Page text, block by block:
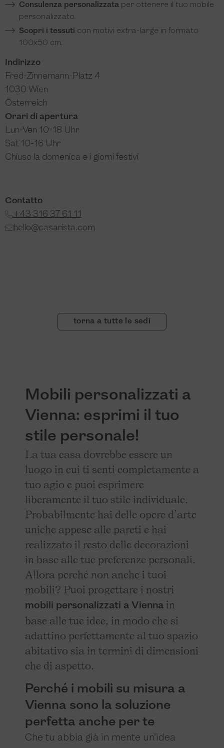
Consulenza personalizzata per ottenere il tuo mobile
personalizzato.
Scopri i tessuti con motivi extra-large in formato
100x50 cm.
Indirizzo
Fred-Zinnemann-Platz 4
1030 Wien
Österreich
Orari di apertura
Lun-Ven 10-18 Uhr
Sat 10-16 Uhr
Chiuso la domenica e i giorni festivi
Contatto
+43 316 37 61 11
hello@casarista.com
torna a tutte le sedi
Mobili personalizzati a
Vienna: esprimi il tuo
stile personale!
La tua casa dovrebbe essere un
luogo in cui ti senti completamente a
tuo agio e puoi esprimere
liberamente il tuo stile individuale.
Probabilmente hai delle opere d’arte
uniche appese alle pareti e hai
realizzato il resto delle decorazioni
in base alle tue preferenze personali.
Allora perché non anche i tuoi
mobili? Puoi progettare i nostri
mobili personalizzati a Vienna in
base alle tue idee, in modo che si
adattino perfettamente al tuo spazio
abitativo sia in termini di dimensioni
che di aspetto.
Perché i mobili su misura a
Vienna sono la soluzione
perfetta anche per te
Che tu abbia già in mente un’idea